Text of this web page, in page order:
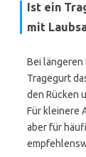
Ist ein
mit
Bei
Tragegurt
den Rücken
Für kleinere
aber für